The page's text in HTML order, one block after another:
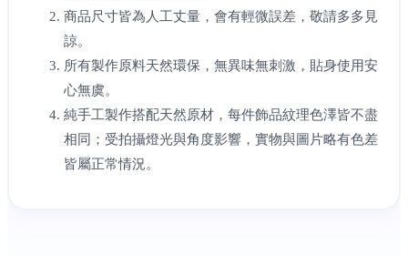
商品尺寸皆為人工丈量，會有輕微誤差，敬請多多見
諒。
所有製作原料天然環保，無異味無刺激，貼身使用安
心無虞。
純手工製作搭配天然原材，每件飾品紋理色澤皆不盡
相同；受拍攝燈光與角度影響，實物與圖片略有色差
皆屬正常情況。